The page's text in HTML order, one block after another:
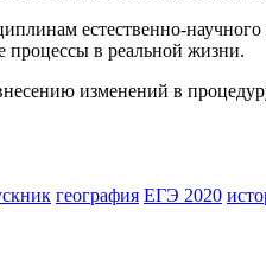
естественно-
процессы в реальной жизни.
изменений в
география ЕГЭ 2020